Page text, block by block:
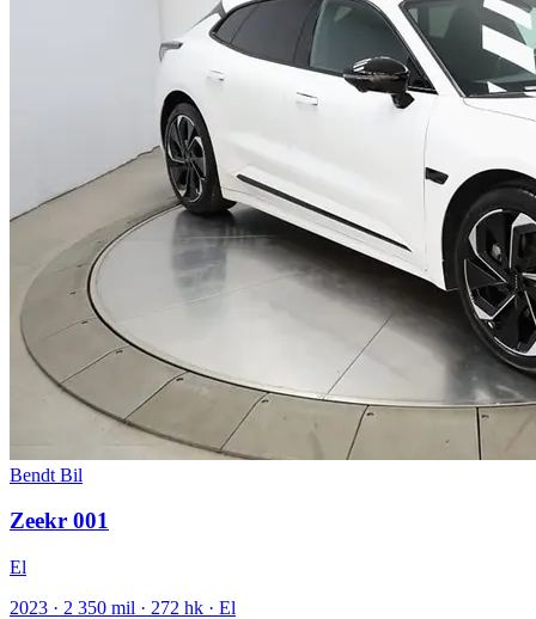
Bendt Bil
Zeekr 001
El
2023 · 2 350 mil · 272 hk · El